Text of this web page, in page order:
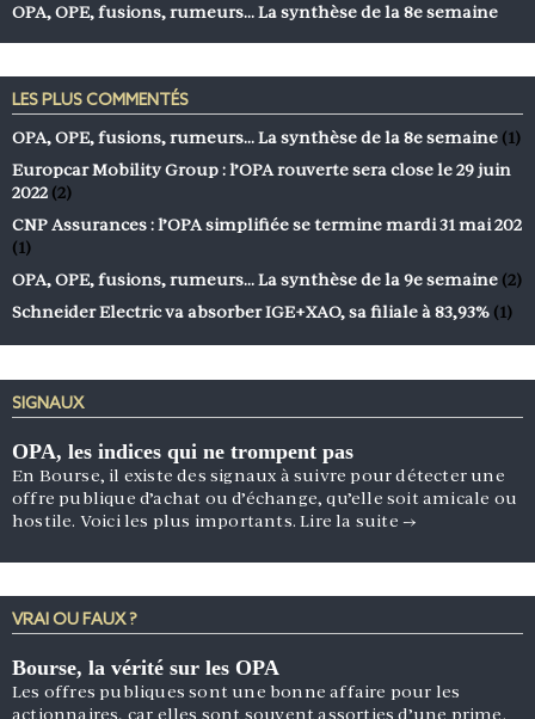
OPA, OPE, fusions, rumeurs… La synthèse de la 8e semaine
LES PLUS COMMENTÉS
OPA, OPE, fusions, rumeurs… La synthèse de la 8e semaine (1)
Europcar Mobility Group : l’OPA rouverte sera close le 29 juin
2022 (2)
CNP Assurances : l’OPA simplifiée se termine mardi 31 mai 202
(1)
OPA, OPE, fusions, rumeurs… La synthèse de la 9e semaine (2)
Schneider Electric va absorber IGE+XAO, sa filiale à 83,93% (1)
SIGNAUX
OPA, les indices qui ne trompent pas
En Bourse, il existe des signaux à suivre pour détecter une
offre publique d’achat ou d’échange, qu’elle soit amicale ou
hostile. Voici les plus importants.Lire la suite →
VRAI OU FAUX ?
Bourse, la vérité sur les OPA
Les offres publiques sont une bonne affaire pour les
actionnaires, car elles sont souvent assorties d’une prime.